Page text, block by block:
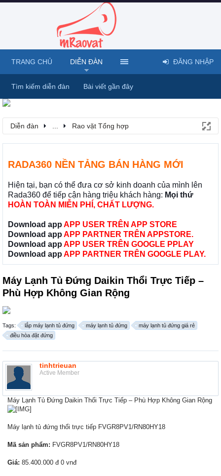
Diễn đàn Rao vặt Tổng hợp
RADA360 NỀN TẢNG BÁN HÀNG MỚI
Hiện tại, bạn có thể đưa cơ sở kinh doanh của mình lên
Rada360 để tiếp cận hàng triệu khách hàng: Mọi thứ
HOÀN TOÀN MIỄN PHÍ, CHẤT LƯỢNG.
Download app APP USER TRÊN APP STORE
Download app APP PARTNER TRÊN APPSTORE.
Download app APP USER TRÊN GOOGLE PPLAY
Download app APP PARTNER TRÊN GOOGLE PLAY.
Máy Lạnh Tủ Đứng Daikin Thổi Trực Tiếp –
Phù Hợp Không Gian Rộng
Tags: lắp máy lạnh tủ đứng máy lạnh tủ đứng
máy lạnh tủ đứng giá rẻ
điều hòa đặt đứng
tinhtrieuan
Active Member
Máy Lạnh Tủ Đứng Daikin Thổi Trực Tiếp – Phù Hợp Không Gian Rộng
Máy lạnh tủ đứng thổi trực tiếp FVGR8PV1/RN80HY18
Mã sản phẩm: FVGR8PV1/RN80HY18
Giá: 85.400.000 đ 0 vnđ
TRANG CHỦ DIỄN ĐÀN
Tìm kiếm diễn đàn Bài viết gần đây
ĐĂNG NHẬP